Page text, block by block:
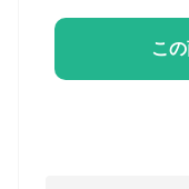
こ